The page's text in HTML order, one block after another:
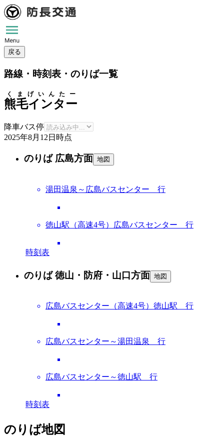
戻る
路線・時刻表・のりば一覧
熊毛インター
くまげいんたー
降車バス停
2025年8月12日 時点
のりば 広島方面 地図
湯田温泉～広島バスセンター 行
徳山駅（高速4号）広島バスセンター 行
時刻表
のりば 徳山・防府・山口方面 地図
広島バスセンター（高速4号）徳山駅 行
広島バスセンター～湯田温泉 行
広島バスセンター～徳山駅 行
時刻表
のりば地図